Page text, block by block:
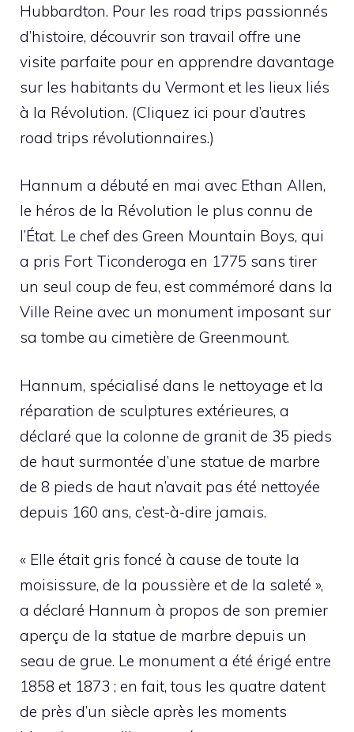
Hubbardton. Pour les road trips passionnés
d’histoire, découvrir son travail offre une
visite parfaite pour en apprendre davantage
sur les habitants du Vermont et les lieux liés
à la Révolution. (Cliquez ici pour d’autres
road trips révolutionnaires.)
Hannum a débuté en mai avec Ethan Allen,
le héros de la Révolution le plus connu de
l’État. Le chef des Green Mountain Boys, qui
a pris Fort Ticonderoga en 1775 sans tirer
un seul coup de feu, est commémoré dans la
Ville Reine avec un monument imposant sur
sa tombe au cimetière de Greenmount.
Hannum, spécialisé dans le nettoyage et la
réparation de sculptures extérieures, a
déclaré que la colonne de granit de 35 pieds
de haut surmontée d’une statue de marbre
de 8 pieds de haut n’avait pas été nettoyée
depuis 160 ans, c’est-à-dire jamais.
« Elle était gris foncé à cause de toute la
moisissure, de la poussière et de la saleté »,
a déclaré Hannum à propos de son premier
aperçu de la statue de marbre depuis un
seau de grue. Le monument a été érigé entre
1858 et 1873 ; en fait, tous les quatre datent
de près d’un siècle après les moments